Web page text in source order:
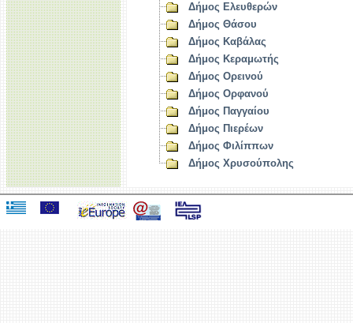
Δήμος Ελευθερών
Δήμος Θάσου
Δήμος Καβάλας
Δήμος Κεραμωτής
Δήμος Ορεινού
Δήμος Ορφανού
Δήμος Παγγαίου
Δήμος Πιερέων
Δήμος Φιλίππων
Δήμος Χρυσούπολης